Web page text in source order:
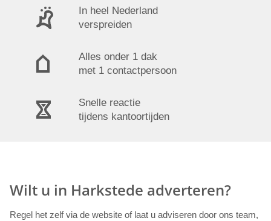
In heel Nederland
verspreiden
Alles onder 1 dak
met 1 contactpersoon
Snelle reactie
tijdens kantoortijden
Wilt u in Harkstede adverteren?
Regel het zelf via de website of laat u adviseren door ons team,